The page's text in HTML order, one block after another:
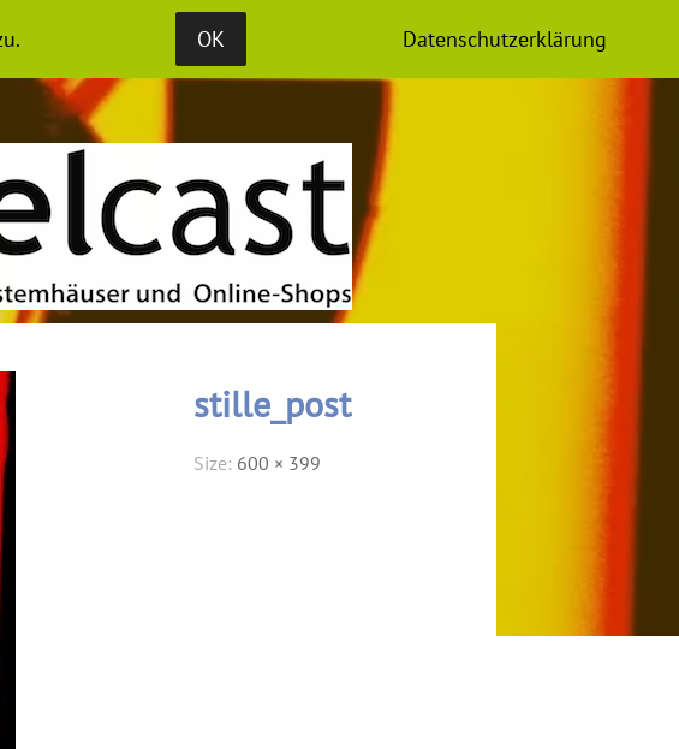
MEDIADATEN
stille_post
Size: 600 × 399
OK Datenschutzerklärung